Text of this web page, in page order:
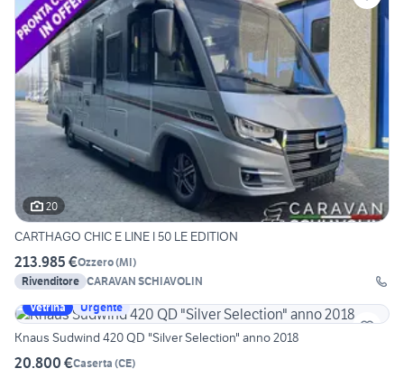
20
CARTHAGO CHIC E LINE I 50 LE EDITION
213.985 €Ozzero(MI)
Rivenditore CARAVAN SCHIAVOLIN
Vetrina
Urgente
Knaus Sudwind 420 QD "Silver Selection" anno 2018
20.800 €Caserta (CE)